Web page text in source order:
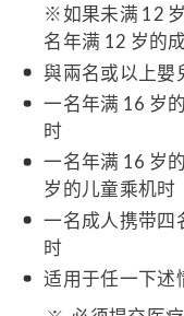
※如果未满 12
名年满 12 岁的
與兩名或以上嬰
一名年满 16 岁
时
一名年满 16 岁
岁的儿童乘机时
一名成人携带四
时
适用于任一下述